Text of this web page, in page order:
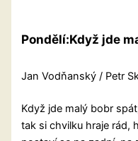
Pondělí:Když jde
Jan Vodňanský / Petr
Když jde malý bobr
tak si chvilku hraje rád,